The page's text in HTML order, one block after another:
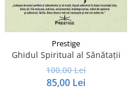
Prestige
Ghidul Spiritual al Sănătații
100,00 Lei
85,00 Lei